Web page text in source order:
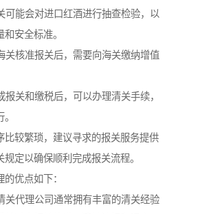
可能会对进口红酒进行抽查检验，以
安全标准。
关核准报关后，需要向海关缴纳增值
报关和缴税后，可以办理清关手续，
比较繁琐，建议寻求的报关服务提供
定以确保顺利完成报关流程。
优点如下：
关代理公司通常拥有丰富的清关经验